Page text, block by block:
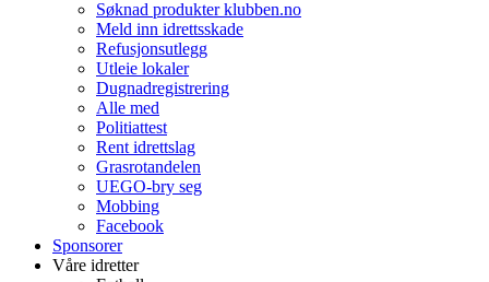
Søknad produkter klubben.no
Meld inn idrettsskade
Refusjonsutlegg
Utleie lokaler
Dugnadregistrering
Alle med
Politiattest
Rent idrettslag
Grasrotandelen
UEGO-bry seg
Mobbing
Facebook
Sponsorer
Våre idretter